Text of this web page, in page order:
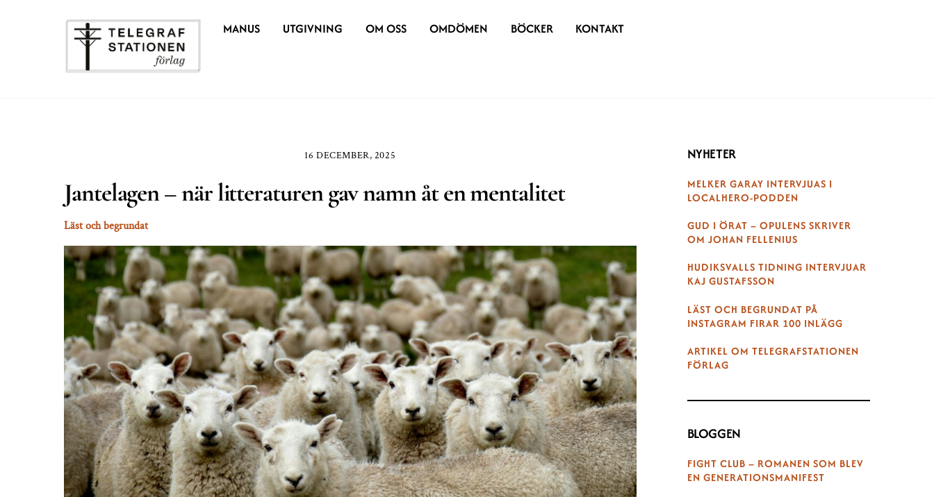
MANUS UTGIVNING OM OSS OMDÖMEN BÖCKER KONTAKT
16 DECEMBER, 2025
Jantelagen – när litteraturen gav namn åt en mentalitet
Läst och begrundat
NYHETER
MELKER GARAY INTERVJUAS I
LOCALHERO-PODDEN
GUD I ÖRAT – OPULENS SKRIVER
OM JOHAN FELLENIUS
HUDIKSVALLS TIDNING INTERVJUAR
KAJ GUSTAFSSON
LÄST OCH BEGRUNDAT PÅ
INSTAGRAM FIRAR 100 INLÄGG
ARTIKEL OM TELEGRAFSTATIONEN
FÖRLAG
BLOGGEN
FIGHT CLUB – ROMANEN SOM BLEV
EN GENERATIONSMANIFEST